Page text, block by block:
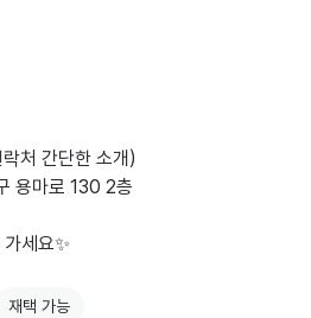
처 간단한 소개)
용마로 130 2층
세요✨
재택 가능